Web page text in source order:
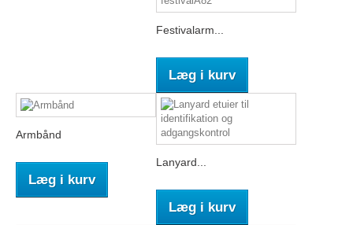
Festivalarm...
Læg i kurv
Armbånd
Læg i kurv
Lanyard...
Læg i kurv